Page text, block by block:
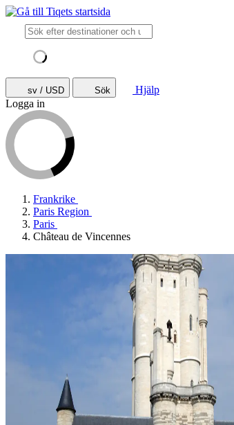
sv / USD Sök
Hjälp
Logga in
Frankrike
Paris Region
Paris
Château de Vincennes